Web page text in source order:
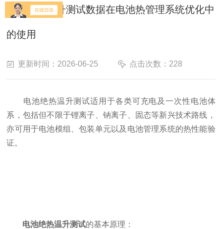
电池绝热温升测试数据在电池热管理系统优化中
的使用
更新时间：2026-06-25 点击次数：228
电池绝热温升测试适用于各类可充电及一次性电池体
系，包括但不限于锂离子、钠离子、固态等新兴技术路线，
亦可用于电池模组、包装单元以及电池管理系统的热性能验
证。
电池绝热温升测试的基本原理：